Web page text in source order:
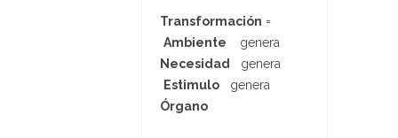
Transformación =
Ambiente
genera
Necesidad
genera
Estimulo genera
Órgano